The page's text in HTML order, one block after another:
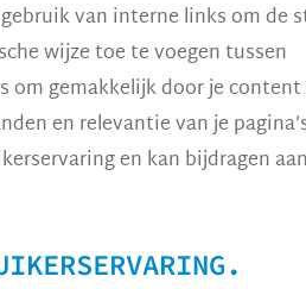
van interne links om de
wijze toe te voegen tussen
om gemakkelijk door je
en relevantie van je
en kan bijdragen